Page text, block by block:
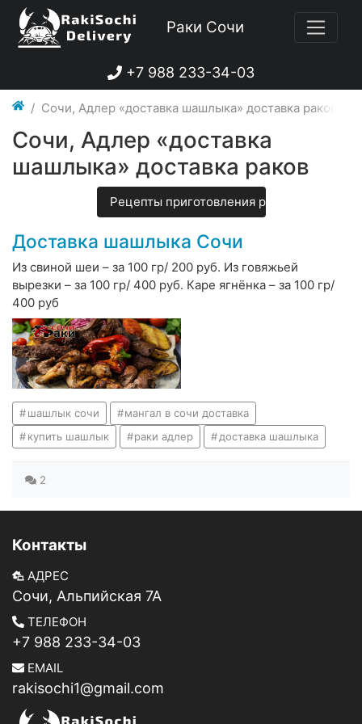
Раки Сочи
+7 988 233-34-03
Сочи, Адлер «доставка шашлыка» доставка раков
Сочи, Адлер «доставка
шашлыка» доставка раков
Рецепты приготовления раков
Доставка шашлыка Сочи
Из свиной шеи – за 100 гр/ 200 руб. Из говяжьей
вырезки – за 100 гр/ 400 руб. Каре ягнёнка – за 100 гр/
400 руб
шашлык сочи
мангал в сочи доставка
купить шашлык
раки адлер доставка шашлыка
2
Контакты
АДРЕС
Сочи, Альпийская 7А
ТЕЛЕФОН
+7 988 233-34-03
EMAIL
rakisochi1@gmail.com